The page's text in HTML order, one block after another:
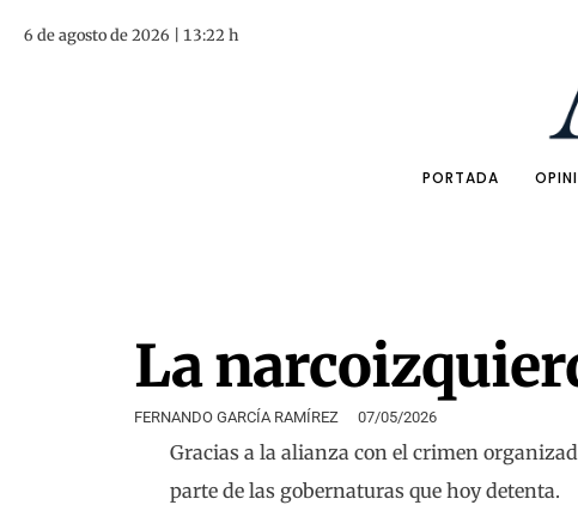
6 de agosto de 2026 | 13:22 h
PORTADA
La
FERNANDO GARCÍA RAMÍREZ 07/05/2026
Gracias a la alianza con el crimen
parte de las gobernaturas que hoy detenta.